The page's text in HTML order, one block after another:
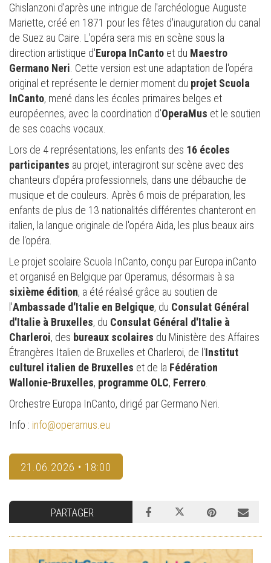
Ghislanzoni d'après une intrigue de l'archéologue Auguste
Mariette, créé en 1871 pour les fêtes d'inauguration du canal
de Suez au Caire. L'opéra sera mis en scène sous la
direction artistique d'Europa InCanto et du Maestro
Germano Neri. Cette version est une adaptation de l'opéra
original et représente le dernier moment du projet Scuola
InCanto, mené dans les écoles primaires belges et
européennes, avec la coordination d'OperaMus et le soutien
de ses coachs vocaux.
Lors de 4 représentations, les enfants des 16 écoles
participantes au projet, interagiront sur scène avec des
chanteurs d'opéra professionnels, dans une débauche de
musique et de couleurs. Après 6 mois de préparation, les
enfants de plus de 13 nationalités différentes chanteront en
italien, la langue originale de l'opéra Aida, les plus beaux airs
de l'opéra.
Le projet scolaire Scuola InCanto, conçu par Europa inCanto
et organisé en Belgique par Operamus, désormais à sa
sixième édition, a été réalisé grâce au soutien de
l'Ambassade d'Italie en Belgique, du Consulat Général
d'Italie à Bruxelles, du Consulat Général d'Italie à
Charleroi, des bureaux scolaires du Ministère des Affaires
Étrangères Italien de Bruxelles et Charleroi, de l'Institut
culturel italien de Bruxelles et de la Fédération
Wallonie-Bruxelles, programme OLC, Ferrero.
Orchestre Europa InCanto, dirigé par Germano Neri.
Info : info@operamus.eu
21.06.2026 • 18:00
PARTAGER